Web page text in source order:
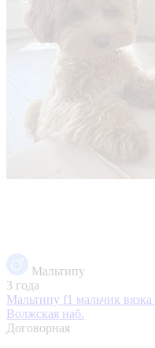
Мальтипу
3 года
Мальтипу f1 мальчик вязка
Волжская наб.
Договорная